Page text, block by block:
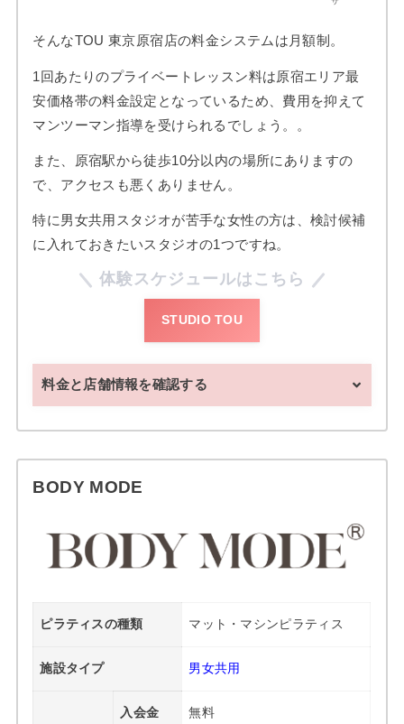
そんなTOU 東京原宿店の料金システムは月額制。
1回あたりのプライベートレッスン料は原宿エリア最
安価格帯の料金設定となっているため、費用を抑えて
マンツーマン指導を受けられるでしょう。。
また、原宿駅から徒歩10分以内の場所にありますの
で、アクセスも悪くありません。
特に男女共用スタジオが苦手な女性の方は、検討候補
に入れておきたいスタジオの1つですね。
体験スケジュールはこちら
STUDIO TOU
料金と店舗情報を確認する
BODY MODE
ピラティスの種類 マット・マシンピラティス
施設タイプ 男女共用
入会金 無料